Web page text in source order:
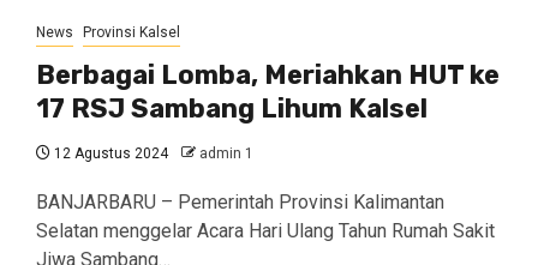
News Provinsi Kalsel
Berbagai Lomba, Meriahkan HUT ke
17 RSJ Sambang Lihum Kalsel
12 Agustus 2024 admin 1
BANJARBARU – Pemerintah Provinsi Kalimantan
Selatan menggelar Acara Hari Ulang Tahun Rumah Sakit
Jiwa Sambang…